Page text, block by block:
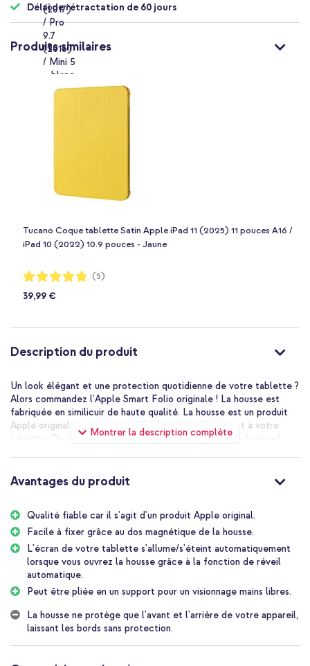
Délai de rétractation de 60 jours
Produits similaires
Tucano Coque tablette Satin Apple iPad 11 (2025) 11 pouces A16 /
iPad 10 (2022) 10.9 pouces - Jaune
Notation:
96%
(5)
39,99 €
Description du produit
Montrer la description complète
Un look élégant et une protection quotidienne de votre tablette ?
Alors commandez l'Apple Smart Folio originale ! La housse est
fabriquée en similicuir de haute qualité. La housse est un produit
Apple original, ce qui fait qu'elle s'ajuste parfaitement à votre
tablette. De plus, la housse est dotée d'une fonction de réveil
l'ouvrez. Le dos de la housse est très fin et s'attache
magnétiquement à votre tablette, ce qui lui permet de conserver
lorsque vous souhaitez regarder un film.
Produit Apple original
Comme cette housse est un produit Apple original, elle s'adapte
parfaitement à votre tablette. La housse a été testée pendant
des milliers d'heures, à la fois pendant la phase de conception et
le processus de fabrication. Cela garantit que toutes les
faciles à utiliser et que votre appareil est bien protégé contre les
dommages quotidiens.
Design fin
Cette housse Apple Smart Folio originale est conçue pour
Avantages du produit
Qualité fiable car il s'agit d'un produit Apple original.
Facile à fixer grâce au dos magnétique de la housse.
L'écran de votre tablette s'allume/s'éteint automatiquement
lorsque vous ouvrez la housse grâce à la fonction de réveil
automatique.
Peut être pliée en un support pour un visionnage mains libres.
La housse ne protège que l'avant et l'arrière de votre appareil,
laissant les bords sans protection.